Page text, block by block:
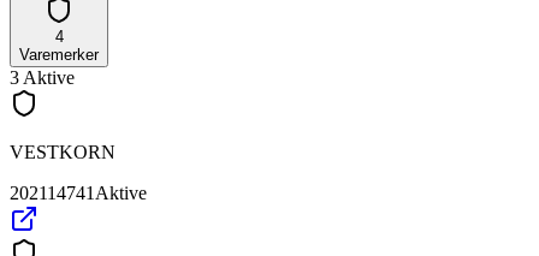
4
Varemerker
3 Aktive
VESTKORN
202114741 Aktive